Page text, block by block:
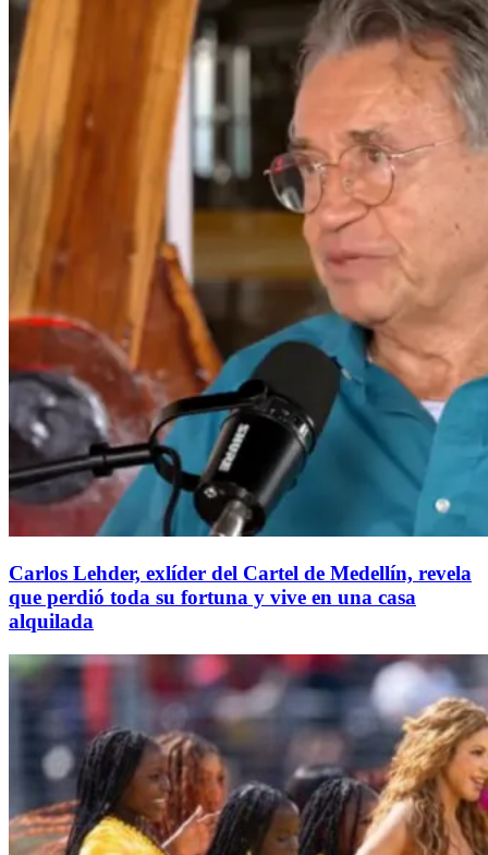
Carlos Lehder, exlíder del Cartel de Medellín, revela
que perdió toda su fortuna y vive en una casa
alquilada